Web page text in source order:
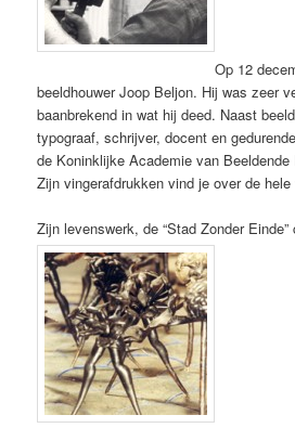
Op 12
beeldhouwer Joop Beljon. Hij was zeer
baanbrekend in wat hij deed. Naast
typograaf, schrijver, docent en
de Koninklijke Academie van
Zijn vingerafdrukken vind je over de hele
Zijn levenswerk, de “Stad Zonder